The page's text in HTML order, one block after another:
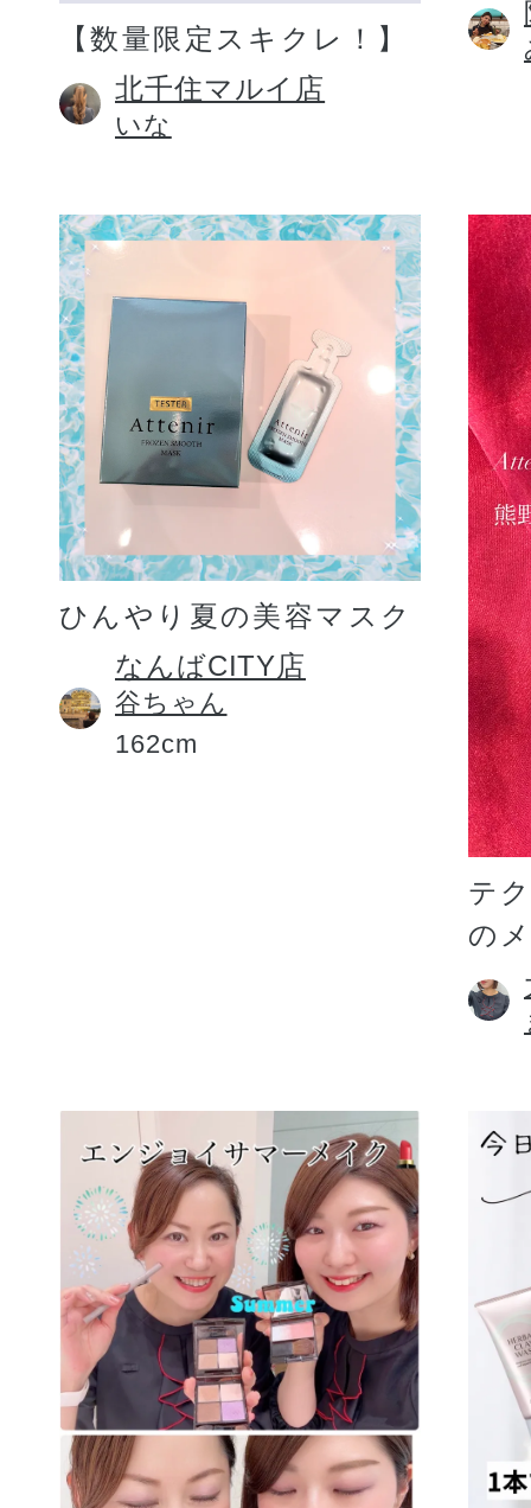
【数量限定スキクレ！】
北千住マルイ店
いな
ひんやり夏の美容マスク
なんばCITY店
谷ちゃん
162cm
テ
の